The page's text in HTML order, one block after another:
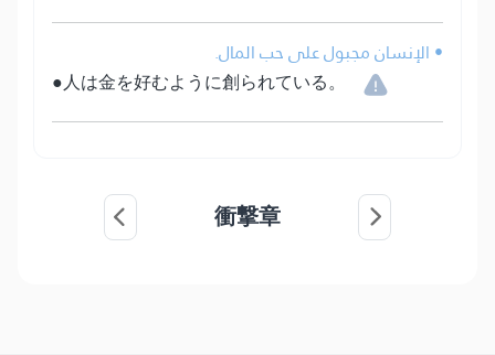
• الإنسان مجبول على حب المال.
●人は金を好むように創られている。
衝撃章